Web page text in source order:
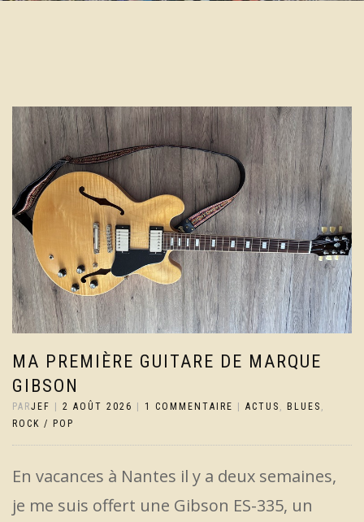
MA PREMIÈRE GUITARE DE MARQUE
GIBSON
PARJEF | 2 AOÛT 2026 | 1 COMMENTAIRE | ACTUS BLUES
ROCK / POP
En vacances à Nantes il y a deux semaines,
je me suis offert une Gibson ES-335, un